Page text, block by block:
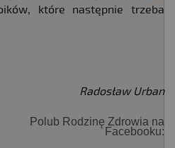
które następnie trzeba
Radosław Urban
Polub Rodzinę Zdrowia na
Facebooku: